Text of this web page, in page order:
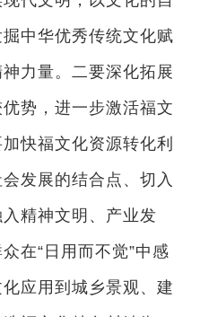
中华优秀传统文化赋
力量。二要深化拓展
势，进一步激活福文
快福文化资源转化利
发展的结合点、切入
精神文明、产业发
在“日用而不觉”中感
应用到城乡景观、建